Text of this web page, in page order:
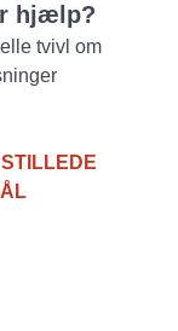
hjælp?
tvivl om